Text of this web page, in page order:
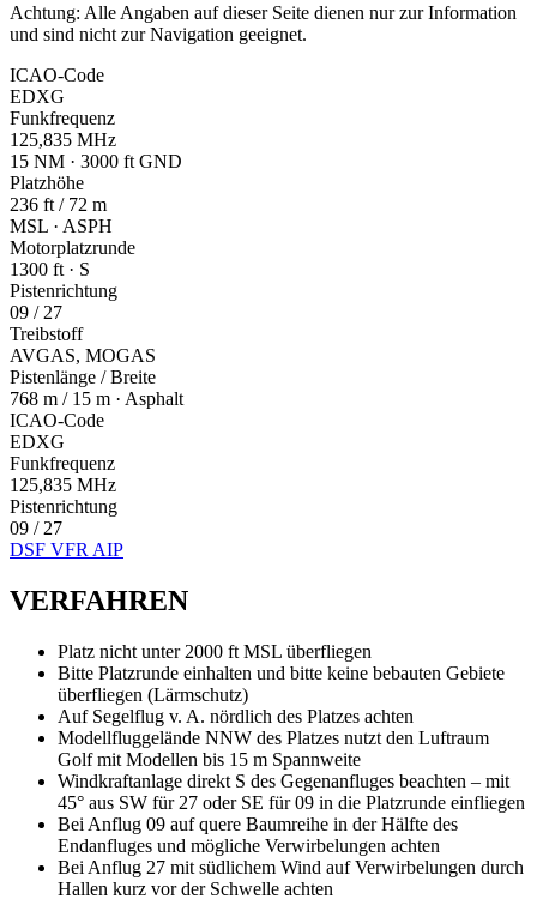
Achtung: Alle Angaben auf dieser Seite dienen nur zur Information
und sind nicht zur Navigation geeignet.
ICAO-Code
EDXG
Funkfrequenz
125,835 MHz
15 NM · 3000 ft GND
Platzhöhe
236 ft / 72 m
MSL · ASPH
Motorplatzrunde
1300 ft · S
Pistenrichtung
09 / 27
Treibstoff
AVGAS, MOGAS
Pistenlänge / Breite
768 m / 15 m · Asphalt
ICAO-Code
EDXG
Funkfrequenz
125,835 MHz
Pistenrichtung
09 / 27
DSF VFR AIP
VERFAHREN
Platz nicht unter 2000 ft MSL überfliegen
Bitte Platzrunde einhalten und bitte keine bebauten Gebiete
überfliegen (Lärmschutz)
Auf Segelflug v. A. nördlich des Platzes achten
Modellfluggelände NNW des Platzes nutzt den Luftraum
Golf mit Modellen bis 15 m Spannweite
Windkraftanlage direkt S des Gegenanfluges beachten – mit
45° aus SW für 27 oder SE für 09 in die Platzrunde einfliegen
Bei Anflug 09 auf quere Baumreihe in der Hälfte des
Endanfluges und mögliche Verwirbelungen achten
Bei Anflug 27 mit südlichem Wind auf Verwirbelungen durch
Hallen kurz vor der Schwelle achten